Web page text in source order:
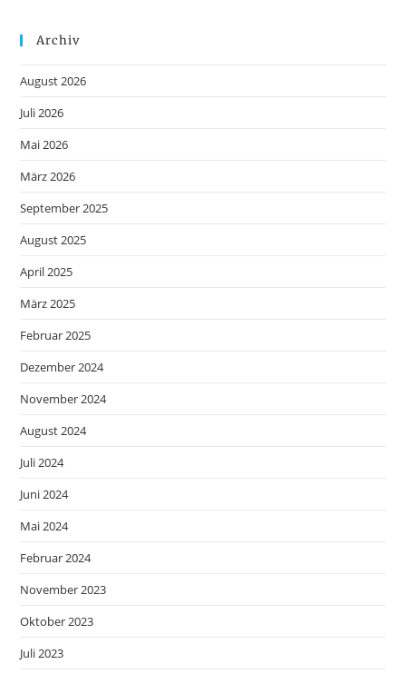
Archiv
August 2026
Juli 2026
Mai 2026
März 2026
September 2025
August 2025
April 2025
März 2025
Februar 2025
Dezember 2024
November 2024
August 2024
Juli 2024
Juni 2024
Mai 2024
Februar 2024
November 2023
Oktober 2023
Juli 2023